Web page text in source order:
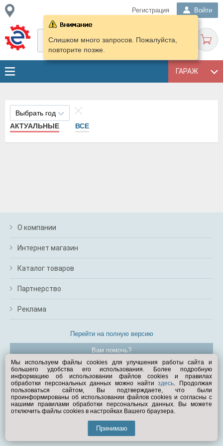
Регистрация Войти
ГАРАЖ
Слишком много запросов. Пожалуйста,
повторите позже.
Выбрать год
АКТУАЛЬНЫЕ
ВСЕ
О компании
Интернет магазин
Каталог товаров
Партнерство
Реклама
Перейти на полную версию
Вам помочь?
© Exist.ru 1998—2026
Мы используем файлы cookies для улучшения работы сайта и
большего удобства его использования. Более подробную
информацию об использовании файлов cookies и правилах
обработки персональных данных можно найтиздесь. Продолжая
пользоваться сайтом, Вы подтверждаете, что были
проинформированы об использовании файлов cookies и согласны с
нашими правилами обработки персональных данных. Вы можете
отключить файлы cookies в настройках Вашего браузера.
Принимаю